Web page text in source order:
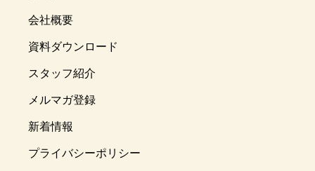
会社概要
資料ダウンロード
スタッフ紹介
メルマガ登録
新着情報
プライバシーポリシー